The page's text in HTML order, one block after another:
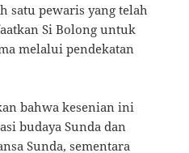
satu pewaris yang telah
Si Bolong untuk
melalui pendekatan
bahwa kesenian ini
budaya Sunda dan
Sunda, sementara